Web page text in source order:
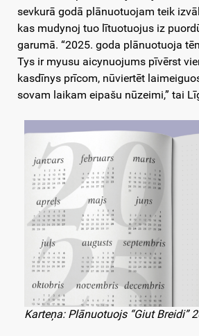
sevkurā godā plānuotuojam teik
kas mudynoj tuo lītuotuojus iz
garumā. “2025. goda plānuotuoja
Tys ir myusu aicynuojums pīvērst
kasdīnys prīcom, nūviertēt
sovam laikam eipašu nūzeimi,” tai
Karteņa: Plānuotuojs “Giut Breidi”